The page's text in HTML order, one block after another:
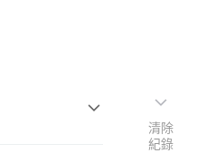
清除
紀錄